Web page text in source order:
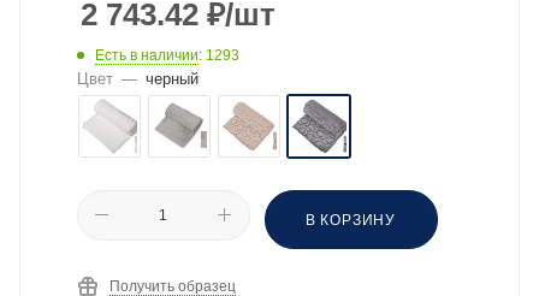
2 743.42₽/шт
Есть в наличии: 1293
Цвет — черный
В КОРЗИНУ
Получить образец